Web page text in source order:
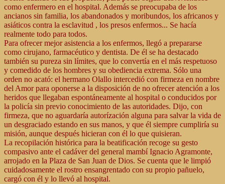
como enfermero en el hospital. Además se preocupaba de los
ancianos sin familia, los abandonados y moribundos, los africanos y
asiáticos contra la esclavitud , los presos enfermos... Se hacía
realmente todo para todos.
Para ofrecer mejor asistencia a los enfermos, llegó a prepararse
como cirujano, farmacéutico y dentista. De él se ha destacado
también su pureza sin límites, que lo convertía en el más respetuoso
y comedido de los hombres y su obediencia extrema. Sólo una
orden no acató: el hermano Olallo intercedió con firmeza en nombre
del Amor para oponerse a la disposición de no ofrecer atención a los
heridos que llegaban espontáneamente al hospital o conducidos por
la policía sin previo conocimiento de las autoridades. Dijo, con
firmeza, que no aguardaría autorízación alguna para salvar la vida de
un desgraciado estando en sus manos, y que él siempre cumpliría su
misión, aunque después hicieran con él lo que quisieran.
La recopilación histórica para la beatificación recoge su gesto
compasivo ante el cadáver del general mambí Ignacio Agramonte,
arrojado en la Plaza de San Juan de Dios. Se cuenta que le limpió
cuidadosamente el rostro ensangrentado con su propio pañuelo,
cargó con él y lo llevó al hospital.